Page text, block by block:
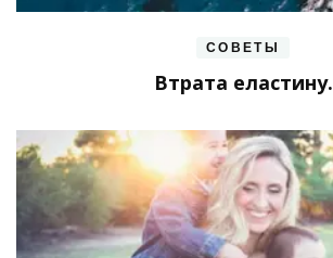
СОВЕТЫ
Втрата еластину.